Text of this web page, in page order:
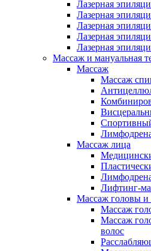
Лазерная
Лазерная
Лазерная
Лазерная
Лазерная
Массаж и мануальная
Массаж
Массаж
Массаж лица
Лифтинг-
Массаж головы и
Массаж
Массаж
волос